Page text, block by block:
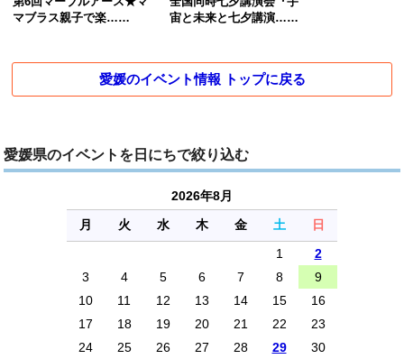
マブラス親子で楽……
宙と未来と七夕講演……
愛媛のイベント情報 トップに戻る
愛媛県のイベントを日にちで絞り込む
2026年8月
月
火 水 木 金 土 日
1
2
3
4 5 6 7 8
9
10
11 12 13 14 15
16
17
18 19 20 21 22
23
24
25 26 27 28 29
30